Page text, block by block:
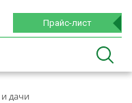
Прайс-лист
дачи